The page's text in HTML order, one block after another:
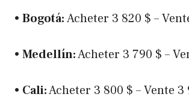
• Bogotá:Acheter 3 820 $ –
• Medellín:Acheter 3 790 $ –
• Cali:Acheter 3 800 $ – Vente 3